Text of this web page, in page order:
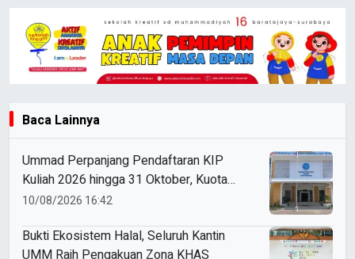
Baca Lainnya
Ummad Perpanjang Pendaftaran KIP
Kuliah 2026 hingga 31 Oktober, Kuota
Ratusan Menanti
10/08/2026 16:42
Bukti Ekosistem Halal, Seluruh Kantin